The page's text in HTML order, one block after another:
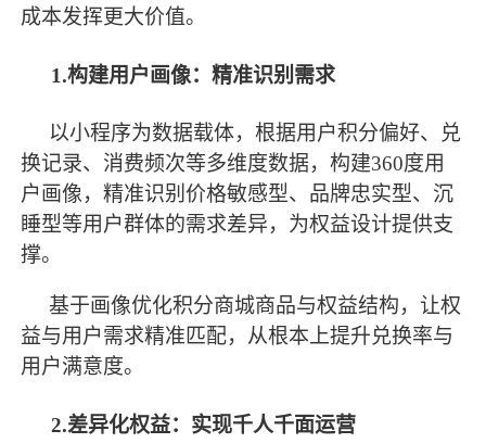
成本发挥更大价值。
1.构建用户画像：精准识别需求
以小程序为数据载体，根据用户积分偏好、兑
换记录、消费频次等多维度数据，构建360度用
户画像，精准识别价格敏感型、品牌忠实型、沉
睡型等用户群体的需求差异，为权益设计提供支
撑。
基于画像优化积分商城商品与权益结构，让权
益与用户需求精准匹配，从根本上提升兑换率与
用户满意度。
2.差异化权益：实现千人千面运营